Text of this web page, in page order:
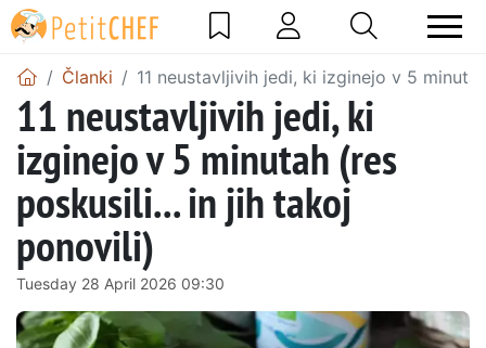
Članki 11 neustavljivih jedi, ki izginejo v 5
11 neustavljivih jedi, ki
izginejo v 5 minutah (res
poskusili... in jih takoj
ponovili)
Tuesday 28 April 2026 09:30